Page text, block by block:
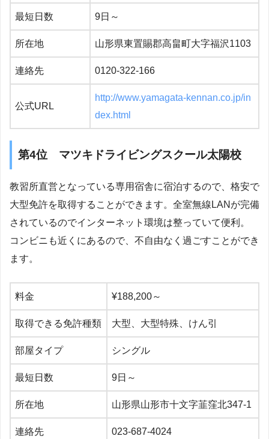
最短日数 9日～
所在地 山形県東置賜郡高畠町大字福沢1103
連絡先 0120-322-166
公式URL
http://www.yamagata-kennan.co.jp/in
dex.html
第4位 マツキドライビングスクール太陽校
教習所直営となっている専用宿舎に宿泊するので、格安で
大型免許を取得することができます。全室無線LANが完備
されているのでインターネット環境は整っていて便利。
コンビニも近くにあるので、不自由なく過ごすことができ
ます。
料金 ¥188,200～
取得できる免許種類 大型、大型特殊、けん引
部屋タイプ シングル
最短日数 9日～
所在地 山形県山形市十文字韮窪北347-1
連絡先 023-687-4024